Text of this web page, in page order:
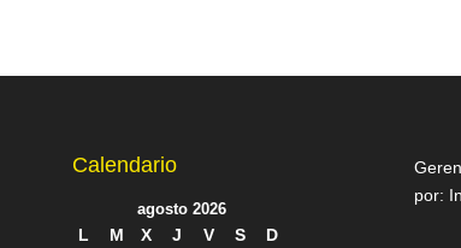
Calendario
agosto 2026
L M X J V S
D
por: